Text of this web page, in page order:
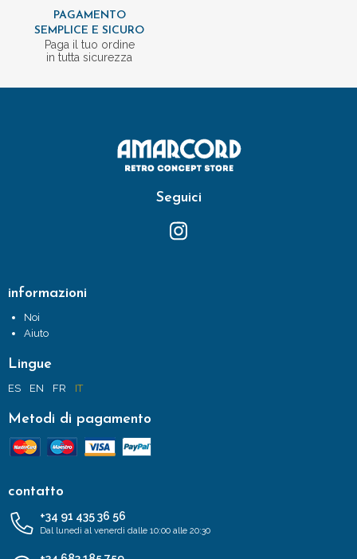
PAGAMENTO
SEMPLICE E SICURO
Paga il tuo ordine
in tutta sicurezza
Seguici
informazioni
Noi
Aiuto
Lingue
ES EN FR IT
Metodi di pagamento
contatto
+34 91 435 36 56
Dal lunedì al venerdì dalle 10:00 alle 20:30